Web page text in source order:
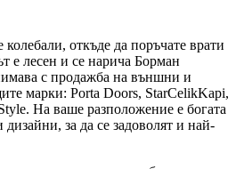
откъде да поръчате врати
е лесен и се нарича Борман
с продажба на външни и
марки: Porta Doors, StarCelikKapi,
На ваше разположение е богата
за да се задоволят и най-